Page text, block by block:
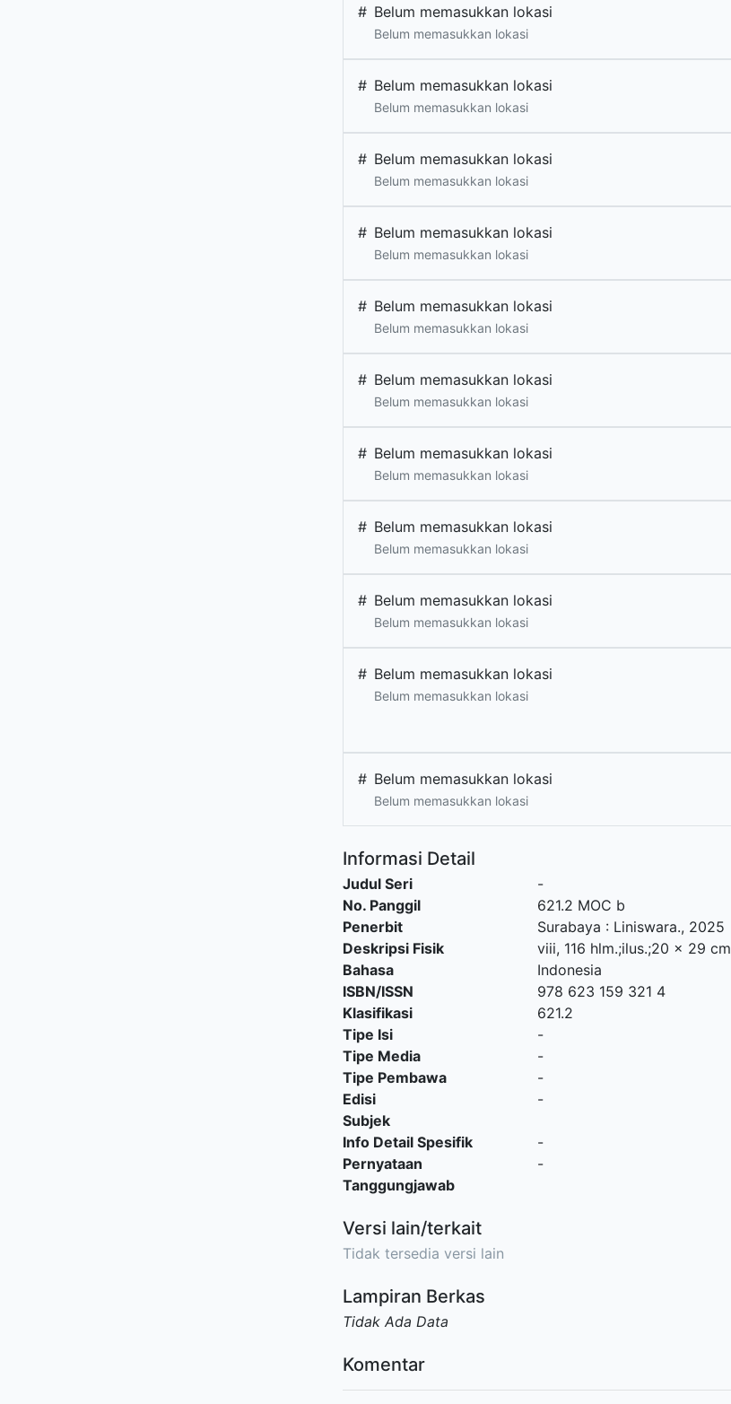
# Belum memasukkan lokasi
Belum memasukkan lokasi
# Belum memasukkan lokasi
Belum memasukkan lokasi
# Belum memasukkan lokasi
Belum memasukkan lokasi
# Belum memasukkan lokasi
Belum memasukkan lokasi
# Belum memasukkan lokasi
Belum memasukkan lokasi
# Belum memasukkan lokasi
Belum memasukkan lokasi
# Belum memasukkan lokasi
Belum memasukkan lokasi
# Belum memasukkan lokasi
Belum memasukkan lokasi
# Belum memasukkan lokasi
Belum memasukkan lokasi
# Belum memasukkan lokasi
Belum memasukkan lokasi
# Belum memasukkan lokasi
Belum memasukkan lokasi
Informasi Detail
Judul Seri
-
No. Panggil
621.2 MOC b
Penerbit
Surabaya : Liniswara., 2025
Deskripsi Fisik
viii, 116 hlm.;ilus.;20 x 29 cm
Bahasa
Indonesia
ISBN/ISSN
978 623 159 321 4
Klasifikasi
621.2
Tipe Isi
-
Tipe Media
-
Tipe Pembawa
-
Edisi
-
Subjek
Info Detail Spesifik
-
Pernyataan
Tanggungjawab
-
Versi lain/terkait
Tidak tersedia versi lain
Lampiran Berkas
Tidak Ada Data
Komentar